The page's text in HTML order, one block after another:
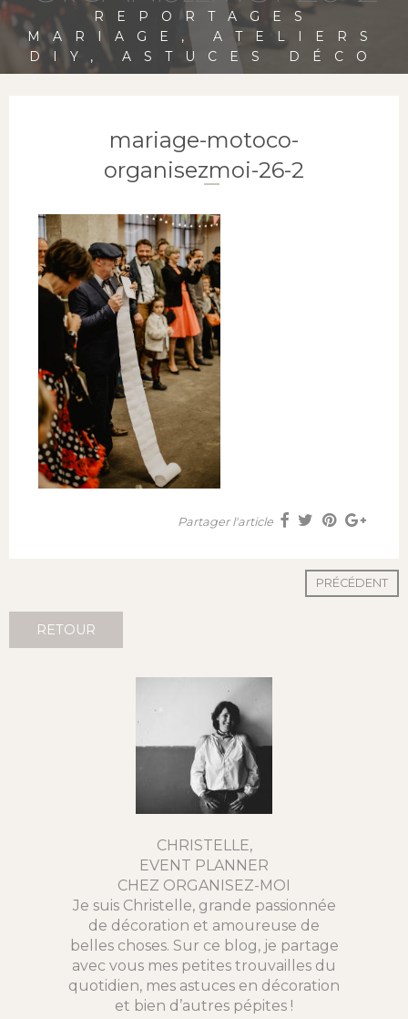
REPORTAGES
MARIAGE, ATELIERS
DIY, ASTUCES DÉCO
mariage-motoco-
organisezmoi-26-2
Partager l'article
PRÉCÉDENT
RETOUR
CHRISTELLE,
EVENT PLANNER
CHEZ ORGANISEZ-MOI
Je suis Christelle, grande passionnée
de décoration et amoureuse de
belles choses. Sur ce blog, je partage
avec vous mes petites trouvailles du
quotidien, mes astuces en décoration
et bien d’autres pépites !